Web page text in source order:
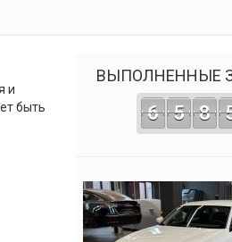
и
быть
ВЫПОЛНЕННЫЕ
6 5 8